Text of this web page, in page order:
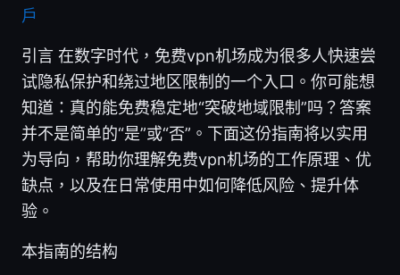
戶
引言 在数字时代，免费vpn机场成为很多人快速尝
试隐私保护和绕过地区限制的一个入口。你可能想
知道：真的能免费稳定地“突破地域限制”吗？答案
并不是简单的“是”或“否”。下面这份指南将以实用
为导向，帮助你理解免费vpn机场的工作原理、优
缺点，以及在日常使用中如何降低风险、提升体
验。
本指南的结构